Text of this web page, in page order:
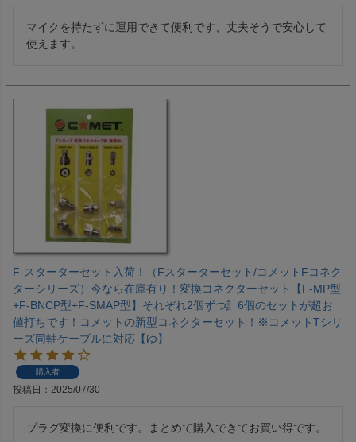
マイクを持たずに運用できて便利です、丈夫そうで安心して
使えます。
F-スターターセット入荷！（Fスターターセット/コメットFコネク
ターシリーズ）今なら在庫有り！変換コネクターセット【F-MP型
+F-BNCP型+F-SMAP型】それぞれ2個ずつ計6個のセットが超お
値打ちです！コメットの新型コネクターセット！※コメットTシリ
ーズ同軸ケーブルに対応【ゆ】
購入者
投稿日 2025/07/30
プラグ変換に便利です。まとめて購入できてお買い得です。